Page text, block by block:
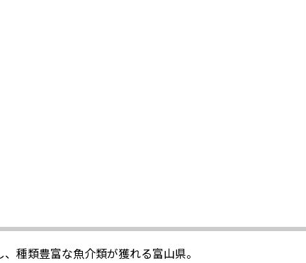
種類豊富な魚介類が獲れる富山県。